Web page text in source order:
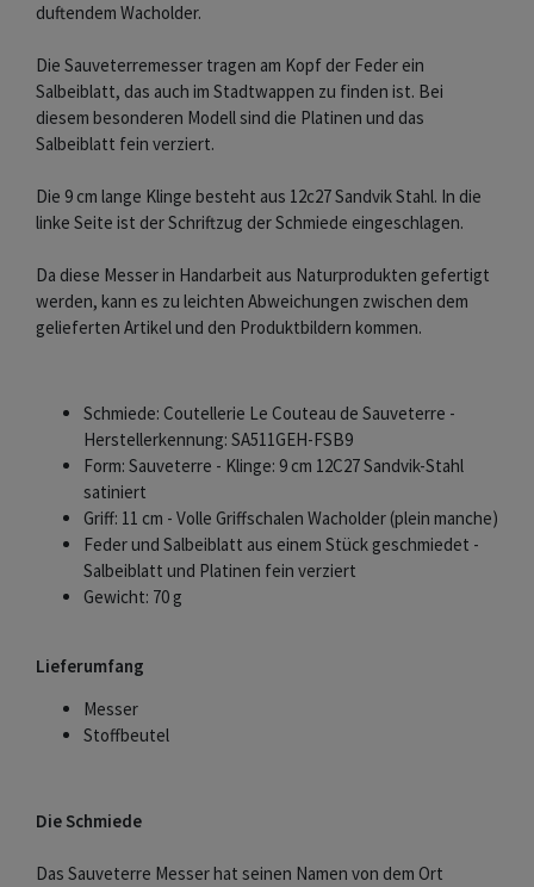
duftendem Wacholder.
Die Sauveterremesser tragen am Kopf der Feder ein
Salbeiblatt, das auch im Stadtwappen zu finden ist. Bei
diesem besonderen Modell sind die Platinen und das
Salbeiblatt fein verziert.
Die 9 cm lange Klinge besteht aus 12c27 Sandvik Stahl. In die
linke Seite ist der Schriftzug der Schmiede eingeschlagen.
Da diese Messer in Handarbeit aus Naturprodukten gefertigt
werden, kann es zu leichten Abweichungen zwischen dem
gelieferten Artikel und den Produktbildern kommen.
Schmiede: Coutellerie Le Couteau de Sauveterre -
Herstellerkennung: SA511GEH-FSB9
Form: Sauveterre - Klinge: 9 cm 12C27 Sandvik-Stahl
satiniert
Griff: 11 cm - Volle Griffschalen Wacholder (plein manche)
Feder und Salbeiblatt aus einem Stück geschmiedet -
Salbeiblatt und Platinen fein verziert
Gewicht: 70 g
Lieferumfang
Messer
Stoffbeutel
Die Schmiede
Das Sauveterre Messer hat seinen Namen von dem Ort